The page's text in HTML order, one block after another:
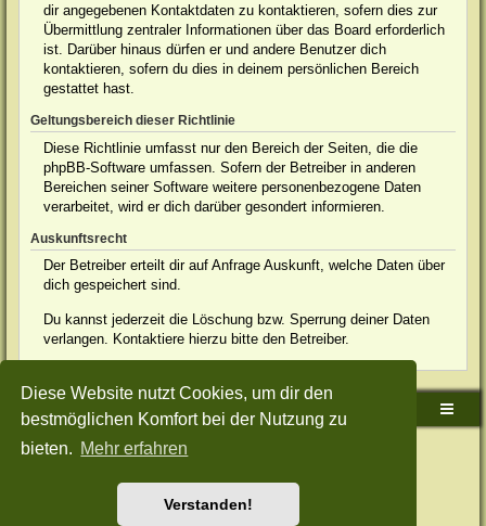
Diese Website nutzt Cookies, um dir den
bestmöglichen Komfort bei der Nutzung zu
bieten. Mehr erfahren
Verstanden!
dir angegebenen Kontaktdaten zu kontaktieren, sofern dies zur
Übermittlung zentraler Informationen über das Board erforderlich
ist. Darüber hinaus dürfen er und andere Benutzer dich
kontaktieren, sofern du dies in deinem persönlichen Bereich
gestattet hast.
Geltungsbereich dieser Richtlinie
Diese Richtlinie umfasst nur den Bereich der Seiten, die die
phpBB-Software umfassen. Sofern der Betreiber in anderen
Bereichen seiner Software weitere personenbezogene Daten
verarbeitet, wird er dich darüber gesondert informieren.
Auskunftsrecht
Der Betreiber erteilt dir auf Anfrage Auskunft, welche Daten über
dich gespeichert sind.
Du kannst jederzeit die Löschung bzw. Sperrung deiner Daten
verlangen. Kontaktiere hierzu bitte den Betreiber.
Sudden-Strike-Maps.de Hauptseite Foren-Übersicht
Powered byphpBB® Forum Software © phpBB Limited
Style: Green-Style-Split by Joyce&LunaphpBB-Style-Design
Nutzungsbedingungen